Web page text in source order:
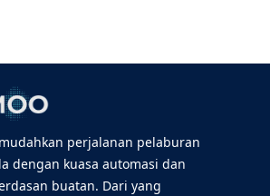
perjalanan pelaburan
dengan kuasa automasi dan
buatan. Dari yang